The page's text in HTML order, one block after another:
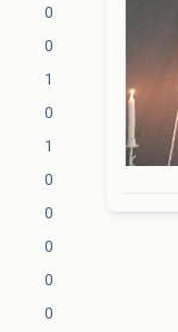
0
0
1
0
1
0
0
0
0
0